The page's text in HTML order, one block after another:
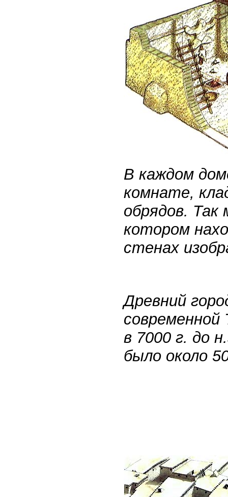
В каждом
комнате,
обрядов.
котором
стенах
Древний
современной
в 7000 г. до
было около